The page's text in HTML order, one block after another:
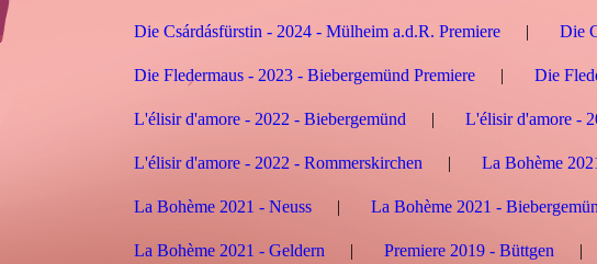
Die Csárdásfürstin - 2024 - Mülheim a.d.R. Premiere Die
Die Fledermaus - 2023 - Biebergemünd Premiere Die
L'élisir d'amore - 2022 - Biebergemünd L'élisir d'amore -
L'élisir d'amore - 2022 - Rommerskirchen La Bohème
La Bohème 2021 - Neuss La Bohème 2021 -
La Bohème 2021 - Geldern Premiere 2019 - Büttgen